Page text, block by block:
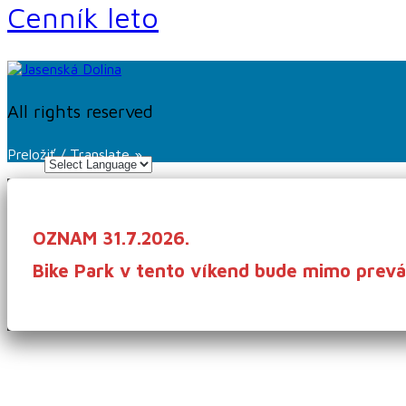
Cenník leto
All rights reserved
Preložiť / Translate »
OZNAM 31.7.2026.
Bike Park v tento víkend bude mimo